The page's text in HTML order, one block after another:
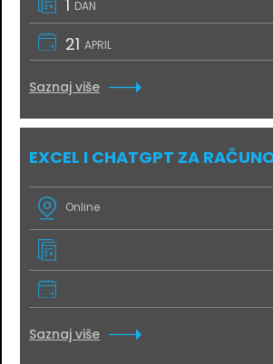
1 DAN
21 APRIL
Saznaj više
EXCEL I CHATGPT ZA
Online
Saznaj više